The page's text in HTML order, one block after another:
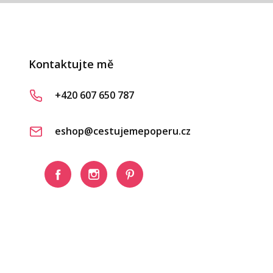
Kontaktujte mě
+420 607 650 787
eshop@cestujemepoperu.cz